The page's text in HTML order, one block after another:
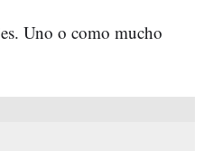
Uno o como mucho